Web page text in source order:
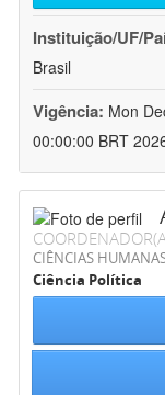
Instituição/UF/
Brasil
Vigência: Mon
00:00:00 BRT
CIÊNCIAS
Ciência Política